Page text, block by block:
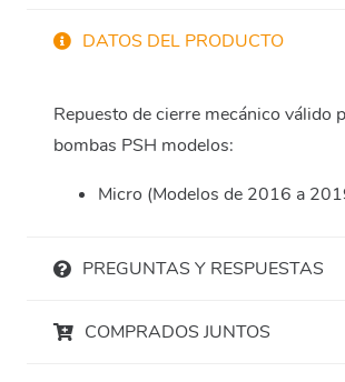
DATOS DEL PRODUCTO
Repuesto de cierre mecánico válido
bombas PSH modelos:
Micro (Modelos de 2016 a
PREGUNTAS Y RESPUESTAS
COMPRADOS JUNTOS